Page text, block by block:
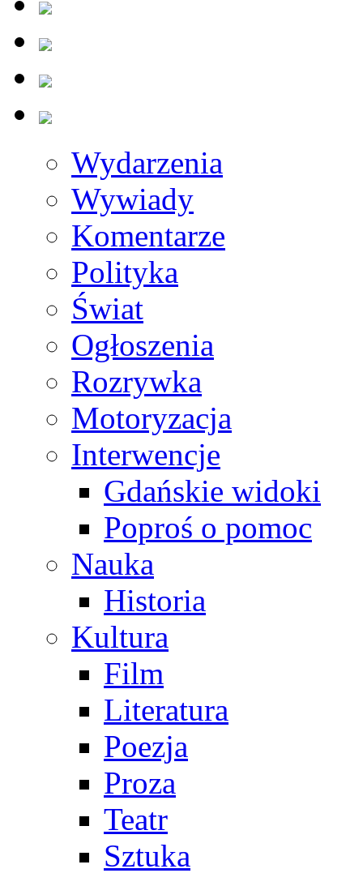
Wydarzenia
Wywiady
Komentarze
Polityka
Świat
Ogłoszenia
Rozrywka
Motoryzacja
Interwencje
Gdańskie widoki
Poproś o pomoc
Nauka
Historia
Kultura
Film
Literatura
Poezja
Proza
Teatr
Sztuka